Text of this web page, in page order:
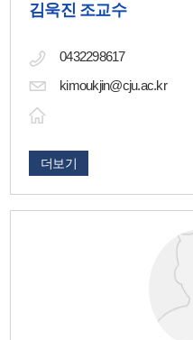
김욱진 조교수
0432298617
kimoukjin@cju.ac.kr
더보기